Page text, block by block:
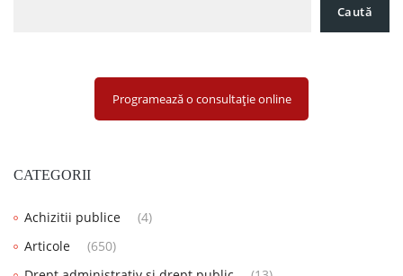
Caută
Programează o consultație online
CATEGORII
Achizitii publice
(4)
Articole
(650)